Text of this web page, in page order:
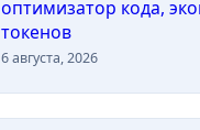
оптимизатор кода,
токенов
6 августа, 2026